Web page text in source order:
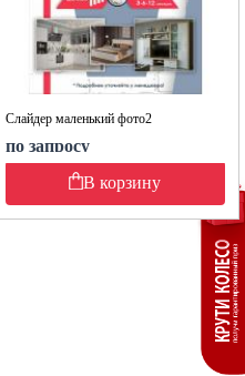
Слайдер маленький фото2
по запросу
В корзину